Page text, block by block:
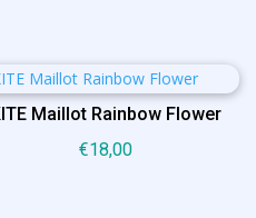
Maillot Rainbow Flower
€18,00